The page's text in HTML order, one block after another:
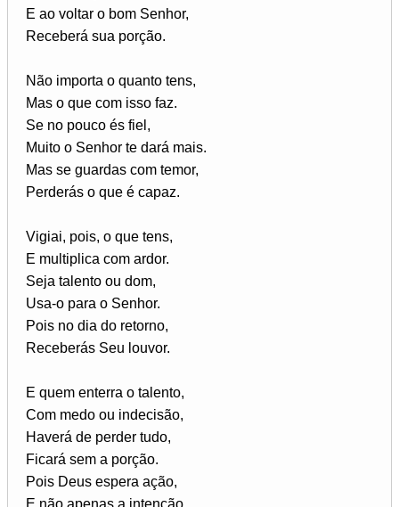
E ao voltar o bom Senhor,
Receberá sua porção.
Não importa o quanto tens,
Mas o que com isso faz.
Se no pouco és fiel,
Muito o Senhor te dará mais.
Mas se guardas com temor,
Perderás o que é capaz.
Vigiai, pois, o que tens,
E multiplica com ardor.
Seja talento ou dom,
Usa-o para o Senhor.
Pois no dia do retorno,
Receberás Seu louvor.
E quem enterra o talento,
Com medo ou indecisão,
Haverá de perder tudo,
Ficará sem a porção.
Pois Deus espera ação,
E não apenas a intenção.